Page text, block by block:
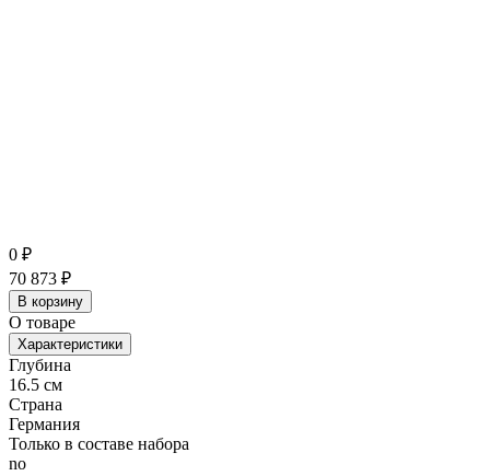
0 ₽
70 873 ₽
В корзину
О товаре
Характеристики
Глубина
16.5 см
Страна
Германия
Только в составе набора
no